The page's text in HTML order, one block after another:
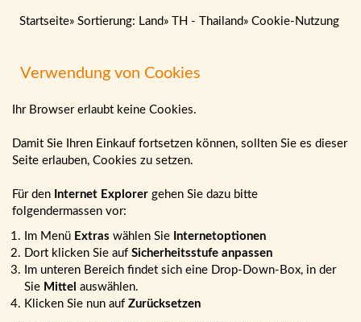
Startseite» Sortierung: Land» TH - Thailand» Cookie-Nutzung
Verwendung von Cookies
Ihr Browser erlaubt keine Cookies.
Damit Sie Ihren Einkauf fortsetzen können, sollten Sie es dieser
Seite erlauben, Cookies zu setzen.
Für den Internet Explorer gehen Sie dazu bitte
folgendermassen vor:
Im Menü Extras wählen Sie Internetoptionen
Dort klicken Sie auf Sicherheitsstufe anpassen
Im unteren Bereich findet sich eine Drop-Down-Box, in der
Sie Mittel auswählen.
Klicken Sie nun auf Zurücksetzen